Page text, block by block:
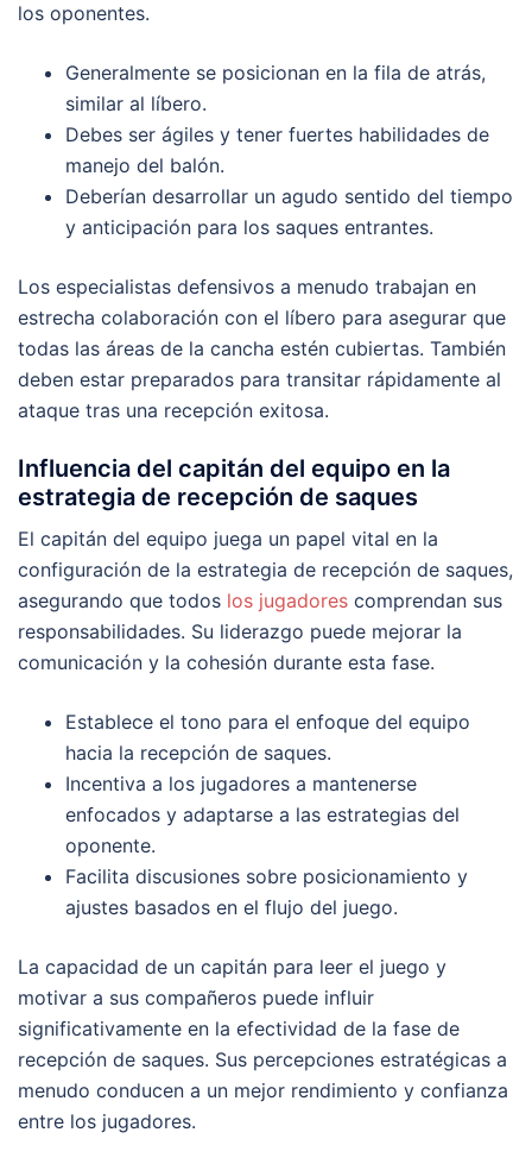
los oponentes.
Generalmente se posicionan en la fila de atrás,
similar al líbero.
Debes ser ágiles y tener fuertes habilidades de
manejo del balón.
Deberían desarrollar un agudo sentido del tiempo
y anticipación para los saques entrantes.
Los especialistas defensivos a menudo trabajan en
estrecha colaboración con el líbero para asegurar que
todas las áreas de la cancha estén cubiertas. También
deben estar preparados para transitar rápidamente al
ataque tras una recepción exitosa.
Influencia del capitán del equipo en la
estrategia de recepción de saques
El capitán del equipo juega un papel vital en la
configuración de la estrategia de recepción de saques,
asegurando que todos los jugadores comprendan sus
responsabilidades. Su liderazgo puede mejorar la
comunicación y la cohesión durante esta fase.
Establece el tono para el enfoque del equipo
hacia la recepción de saques.
Incentiva a los jugadores a mantenerse
enfocados y adaptarse a las estrategias del
oponente.
Facilita discusiones sobre posicionamiento y
ajustes basados en el flujo del juego.
La capacidad de un capitán para leer el juego y
motivar a sus compañeros puede influir
significativamente en la efectividad de la fase de
recepción de saques. Sus percepciones estratégicas a
menudo conducen a un mejor rendimiento y confianza
entre los jugadores.